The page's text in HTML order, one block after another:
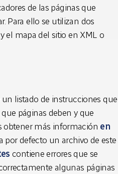
de las páginas que
Para ello se utilizan dos
el mapa del sitio en XML o
listado de instrucciones que
páginas deben y que
obtener más información en
por defecto un archivo de este
contiene errores que se
algunas páginas